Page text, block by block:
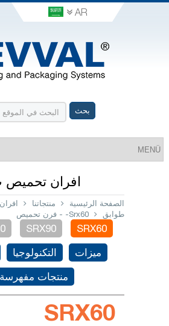
AR
افران تحميص ب5
الصفحة الرئيسية منتجاتنا
طوابق
SRX60
SRX90
ميزات
التكنولوجيا
منتجات مفهرسة
SRX60